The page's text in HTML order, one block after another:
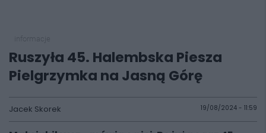
Ruszyła 45. Halembska Piesza
Pielgrzymka na Jasną Górę
Jacek Skorek 19/08/2024 - 11:59